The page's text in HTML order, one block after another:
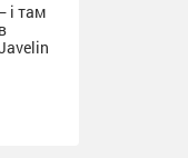
і там